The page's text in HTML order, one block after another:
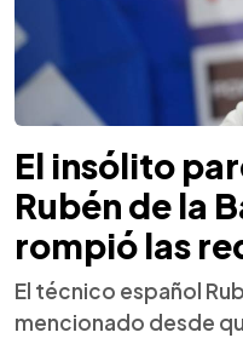
El insólito
Rubén de la
rompió las
El técnico español
mencionado desde